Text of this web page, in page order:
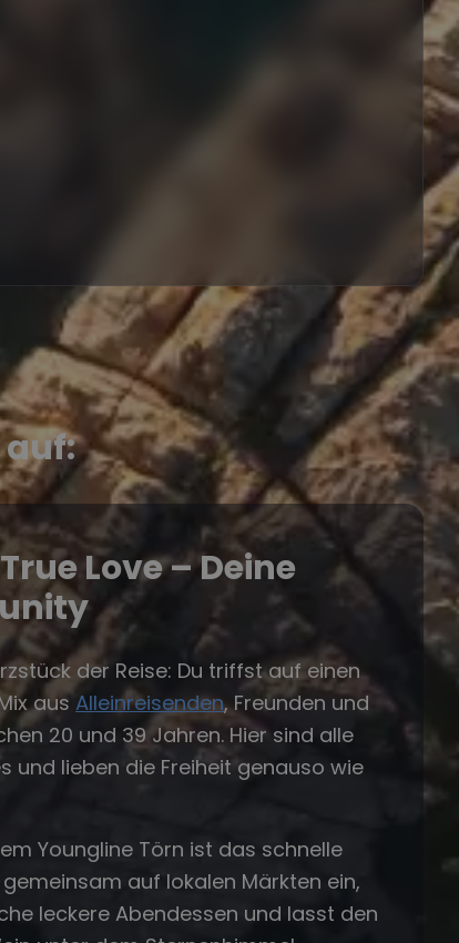
auf:
Love – Deine
der Reise: Du triffst auf einen
ausAlleinreisenden, Freunden und
20 und 39 Jahren. Hier sind alle
und lieben die Freiheit genauso wie
Youngline Törn ist das schnelle
auf lokalen Märkten ein,
leckere Abendessen und lasst den